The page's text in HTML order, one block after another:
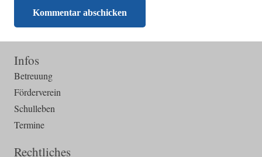
Kommentar abschicken
Infos
Betreuung
Förderverein
Schulleben
Termine
Rechtliches